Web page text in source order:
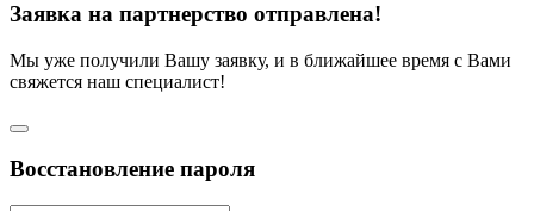
Заявка на партнерство отправлена!
Мы уже получили Вашу заявку, и в ближайшее время с Вами
свяжется наш специалист!
Восстановление пароля